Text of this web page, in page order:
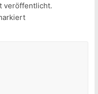
veröffentlicht.